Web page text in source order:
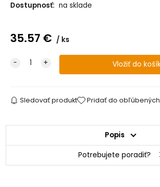
Dostupnosť: na sklade
35.57 € ks
Sledovať produkt Pridať do obľúbených
Popis
Potrebujete poradiť?